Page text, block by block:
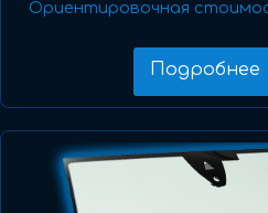
Ориентировочная
Подробнее